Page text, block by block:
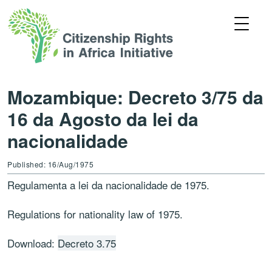
Mozambique: Decreto 3/75 da
16 da Agosto da lei da
nacionalidade
Published: 16/Aug/1975
Regulamenta a lei da nacionalidade de 1975.
Regulations for nationality law of 1975.
Download: Decreto 3.75